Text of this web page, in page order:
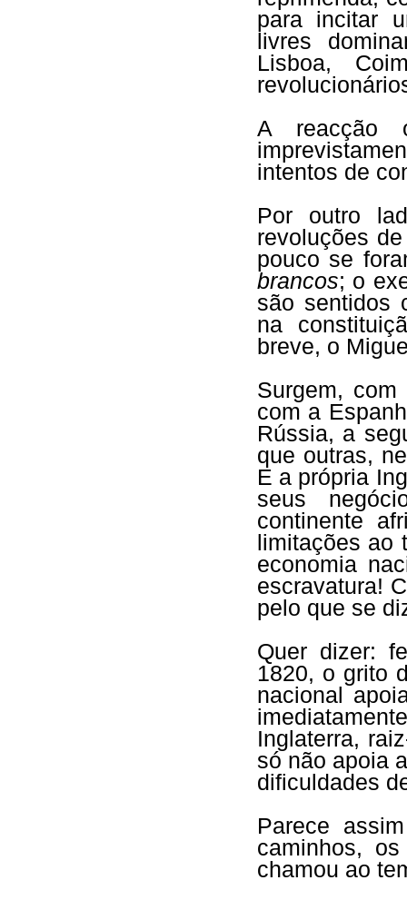
para incitar
livres
Lisboa,
A reacção
intentos de
Por outro
revoluções
pouco se
brancos; o
são sentidos
na
breve, o
Surgem,
com a
Rússia, a
que outras,
E a própria
seus
continente
limitações ao
economia
escravatura!
pelo que se
Quer dizer:
1820, o grito
nacional
Inglaterra,
só não apoia
dificuldades
Parece
caminhos,
chamou ao